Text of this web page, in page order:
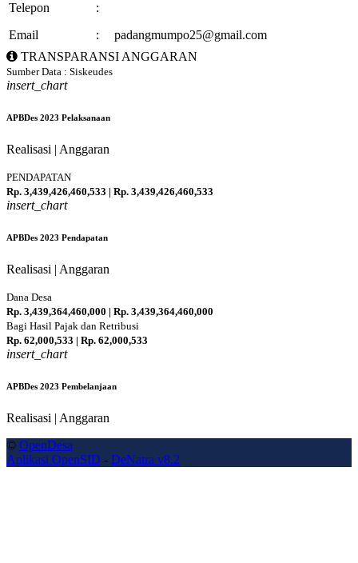
Telepon
:
Email
:
padangmumpo25@gmail.com
TRANSPARANSI ANGGARAN
Sumber Data : Siskeudes
insert_chart
APBDes 2023 Pelaksanaan
Realisasi | Anggaran
PENDAPATAN
Rp. 3,439,426,460,533 | Rp. 3,439,426,460,533
insert_chart
APBDes 2023 Pendapatan
Realisasi | Anggaran
Dana Desa
Rp. 3,439,364,460,000 | Rp. 3,439,364,460,000
Bagi Hasil Pajak dan Retribusi
Rp. 62,000,533 | Rp. 62,000,533
insert_chart
APBDes 2023 Pembelanjaan
Realisasi | Anggaran
© OpenDesa
Aplikasi OpenSID - DeNatra v8.2